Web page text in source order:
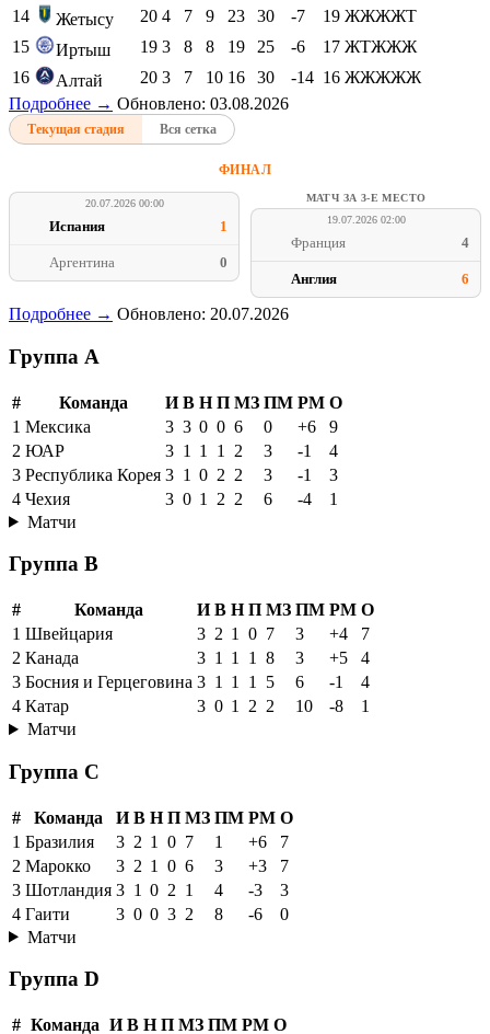
14
Жетысу 20 4 7 9 23 30 -7 19 ЖЖЖЖТ
15
Иртыш 19 3 8 8 19 25 -6 17 ЖТЖЖЖ
16
Алтай 20 3 7 10 16 30 -14 16 ЖЖЖЖЖ
Подробнее → Обновлено: 03.08.2026
Текущая стадия Вся сетка
ФИНАЛ
20.07.2026 00:00
Испания 1
Аргентина 0
МАТЧ ЗА 3-Е МЕСТО
19.07.2026 02:00
Франция 4
Англия 6
Подробнее → Обновлено: 20.07.2026
Группа A
# Команда И В Н П МЗ ПМ РМ О
1 Мексика 3 3 0 0 6 0 +6
9
2 ЮАР 3 1 1 1 2 3 -1
4
3 Республика Корея 3 1 0 2 2 3 -1
3
4 Чехия 3 0 1 2 2 6 -4
1
Матчи
Группа B
# Команда И В Н П МЗ ПМ РМ О
1 Швейцария 3 2 1 0 7 3 +4
7
2 Канада 3 1 1 1 8 3 +5
4
3 Босния и Герцеговина 3 1 1 1 5 6 -1
4
4 Катар 3 0 1 2 2 10 -8
1
Матчи
Группа C
# Команда И В Н П МЗ ПМ РМ О
1 Бразилия 3 2 1 0 7 1 +6
7
2 Марокко 3 2 1 0 6 3 +3
7
3 Шотландия 3 1 0 2 1 4 -3
3
4 Гаити 3 0 0 3 2 8 -6
0
Матчи
Группа D
# Команда И В Н П МЗ ПМ РМ О